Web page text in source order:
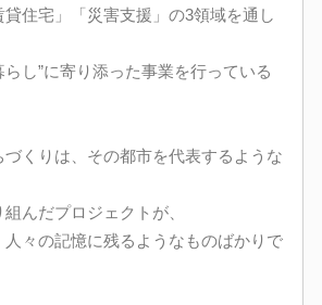
貸住宅」「災害支援」の3領域を通し
らし”に寄り添った事業を行っている
くりは、その都市を代表するような
んだプロジェクトが、
々の記憶に残るようなものばかりで